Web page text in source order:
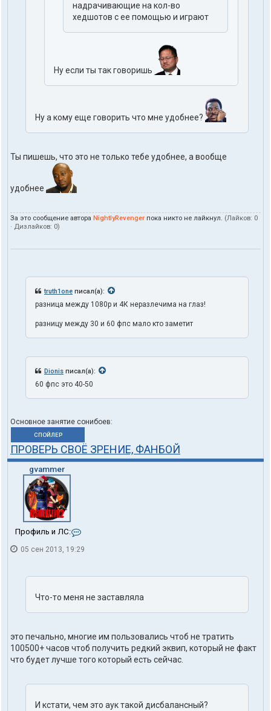
надрачивающие на кол-во
хедшотов с ее помощью и играют
Ну если ты так говоришь
Ну а кому еще говорить что мне удобнее?
Ты пишешь, что это не только тебе удобнее, а вообще
удобнее
За это сообщение автора NightlyRevenger пока никто не лайкнул. (Лайков: 0
· Дизлайков: 0)
truth1one писал(а):
разница между 1080p и 4К неразлечима на глаз!
разницу между 30 и 60 фпс мало кто заметит
Dionis писал(а):
60 фпс это 40-50
Основное занятие сонибоев:
СПОЙЛЕР
ПРОВЕРЬ СВОЁ ЗРЕНИЕ, ФАНБОЙ
gvammer
Профиль и ЛС:
н
к
ы
ь
з
о
т
л
05 сен 2013, 19:29
Что-то меня не заставляла
это печально, многие им пользовались чтоб не тратить
100500+ часов чтоб получить редкий эквип, который не факт
что будет лучше того который есть сейчас.
И кстати, чем это аук такой дисбалансный?